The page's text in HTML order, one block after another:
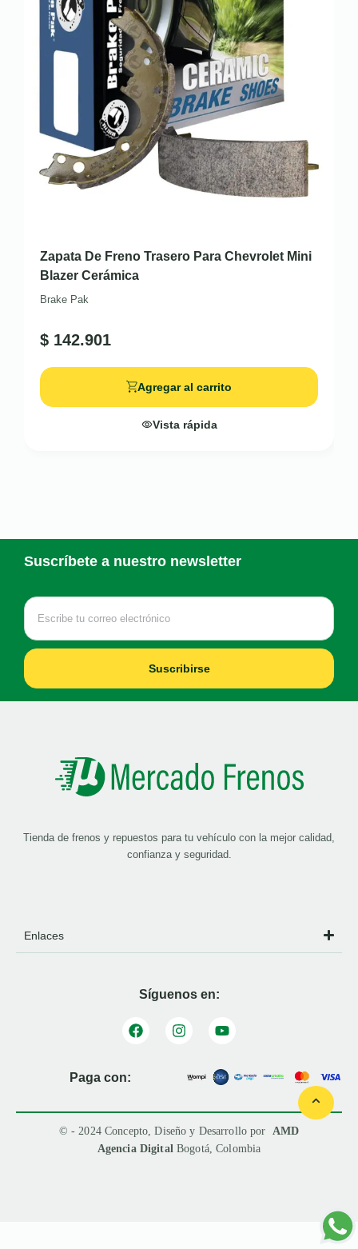
Zapata De Freno Trasero Para Chevrolet Mini
Blazer Cerámica
Brake Pak
$ 142.901
Agregar al carrito
Vista rápida
Suscríbete a nuestro newsletter
Suscribirse
Tienda de frenos y repuestos para tu vehículo con la mejor calidad,
confianza y seguridad.
Enlaces
Síguenos en:
Paga con:
© - 2024 Concepto, Diseño y Desarrollo por AMD
Agencia Digital Bogotá, Colombia